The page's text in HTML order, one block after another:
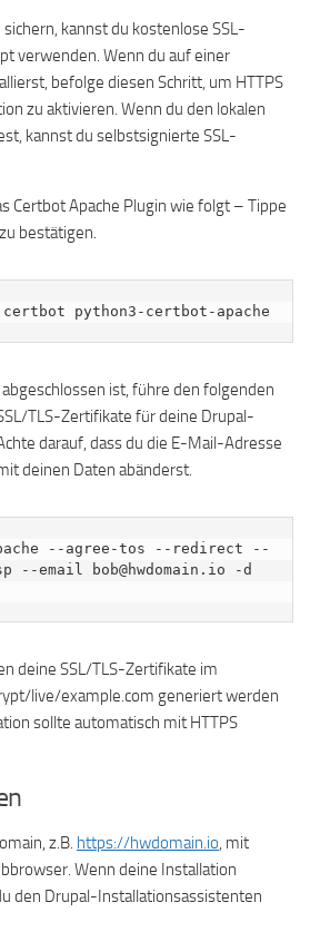
kannst du kostenlose SSL-
verwenden. Wenn du auf einer
befolge diesen Schritt, um HTTPS
zu aktivieren. Wenn du den lokalen
kannst du selbstsignierte SSL-
Certbot Apache Plugin wie folgt – Tippe
bestätigen.
python3-certbot-apache
ist, führe den folgenden
TLS-Zertifikate für deine Drupal-
darauf, dass du die E-Mail-Adresse
deinen Daten abänderst.
--agree-tos --redirect --
--email bob@hwdomain.io -d
deine SSL/TLS-Zertifikate im
live/example.com generiert werden
sollte automatisch mit HTTPS
z.B. https://hwdomain.io, mit
Wenn deine Installation
den Drupal-Installationsassistenten